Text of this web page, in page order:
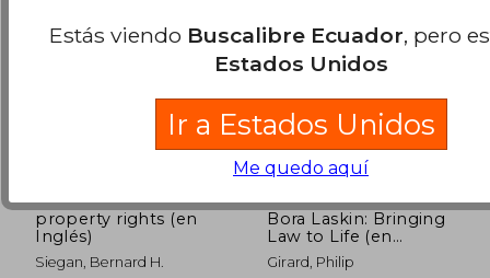
property rights (en
Inglés)
Siegan, Bernard H.
Bora Laskin: Bringing
Law to Life (en
Inglés)
Girard, Philip
Estás viendo Buscalibre Ecuador, pero
Estados Unidos
Ir a Estados Unidos
Me quedo aquí